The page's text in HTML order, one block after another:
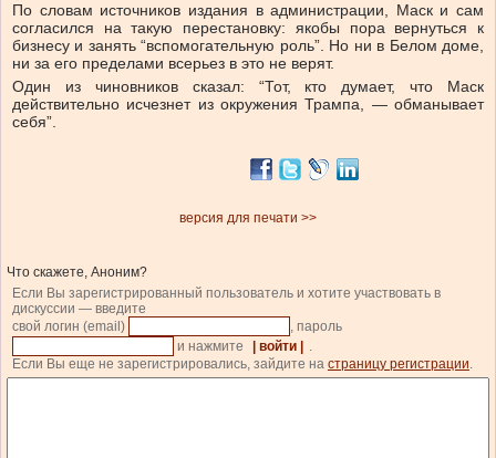
По словам источников издания в администрации, Маск и сам
согласился на такую перестановку: якобы пора вернуться к
бизнесу и занять “вспомогательную роль”. Но ни в Белом доме,
ни за его пределами всерьез в это не верят.
Один из чиновников сказал: “Тот, кто думает, что Маск
действительно исчезнет из окружения Трампа, — обманывает
себя”.
версия для печати >>
Что скажете, Аноним?
Если Вы зарегистрированный пользователь и хотите участвовать в
дискуссии — введите
свой логин (email)
, пароль
и нажмите
| войти |
.
Если Вы еще не зарегистрировались, зайдите на страницу регистрации.